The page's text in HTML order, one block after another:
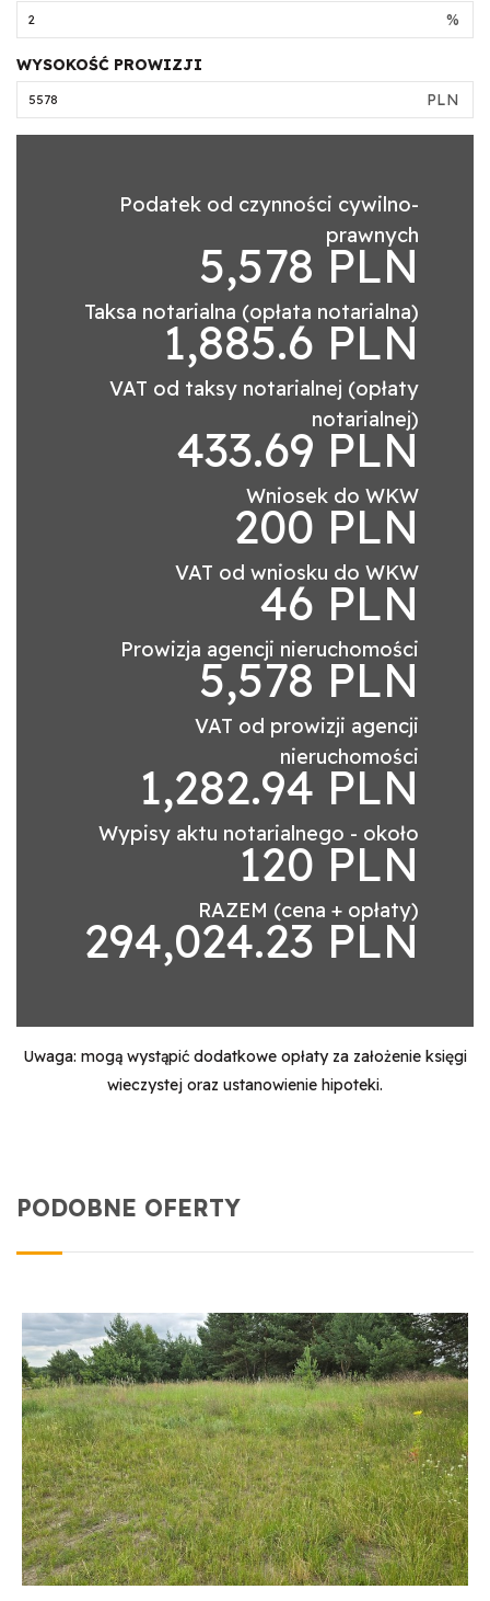
%
WYSOKOŚĆ PROWIZJI
PLN
Podatek od czynności cywilno-
prawnych
5,578 PLN
Taksa notarialna (opłata notarialna)
1,885.6 PLN
VAT od taksy notarialnej (opłaty
notarialnej)
433.69 PLN
Wniosek do WKW
200 PLN
VAT od wniosku do WKW
46 PLN
Prowizja agencji nieruchomości
5,578 PLN
VAT od prowizji agencji
nieruchomości
1,282.94 PLN
Wypisy aktu notarialnego - około
120 PLN
RAZEM (cena + opłaty)
294,024.23 PLN
Uwaga: mogą wystąpić dodatkowe opłaty za założenie księgi
wieczystej oraz ustanowienie hipoteki.
PODOBNE OFERTY